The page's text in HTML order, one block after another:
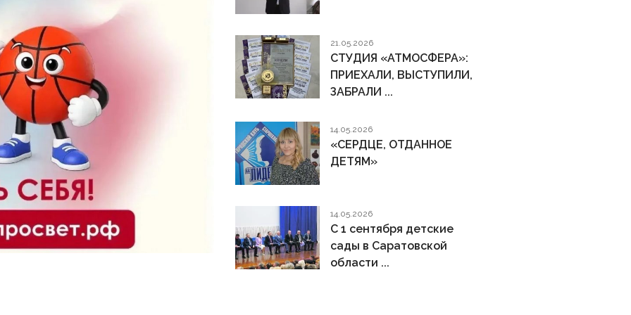
21.05.2026
СТУДИЯ «АТМОСФЕРА»:
ПРИЕХАЛИ, ВЫСТУПИЛИ,
ЗАБРАЛИ ...
14.05.2026
«СЕРДЦЕ, ОТДАННОЕ
ДЕТЯМ»
14.05.2026
С 1 сентября детские
сады в Саратовской
области ...